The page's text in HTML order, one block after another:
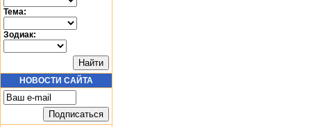
Тема:
Зодиак:
НОВОСТИ САЙТА